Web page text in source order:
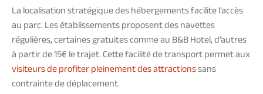
La localisation stratégique des hébergements facilite l’accès
au parc. Les établissements proposent des navettes
régulières, certaines gratuites comme au B&B Hotel, d’autres
à partir de 15€ le trajet. Cette facilité de transport permet aux
visiteurs de profiter pleinement des attractionssans
contrainte de déplacement.